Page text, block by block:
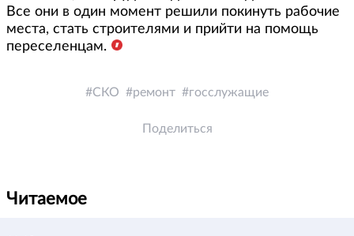
Все они в один момент решили покинуть рабочие
места, стать строителями и прийти на помощь
переселенцам.
СКО ремонт госслужащие
Поделиться
Читаемое